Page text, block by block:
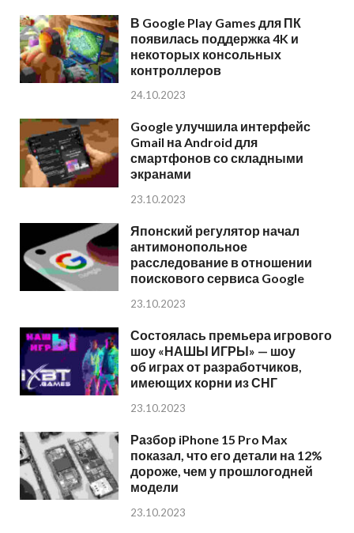
В Google Play Games для ПК
появилась поддержка 4K и
некоторых консольных
контроллеров
24.10.2023
Google улучшила интерфейс
Gmail на Android для
смартфонов со складными
экранами
23.10.2023
Японский регулятор начал
антимонопольное
расследование в отношении
поискового сервиса Google
23.10.2023
Состоялась премьера игрового
шоу «НАШЫ ИГРЫ» — шоу
об играх от разработчиков,
имеющих корни из СНГ
23.10.2023
Разбор iPhone 15 Pro Max
показал, что его детали на 12%
дороже, чем у прошлогодней
модели
23.10.2023